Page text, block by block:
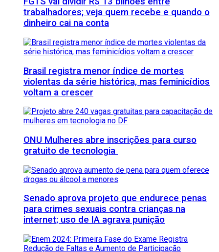
trabalhadores; veja quem recebe e quando o
dinheiro cai na conta
Brasil registra menor índice de mortes
violentas da série histórica, mas feminicídios
voltam a crescer
ONU Mulheres abre inscrições para curso
gratuito de tecnologia
Senado aprova projeto que endurece penas
para crimes sexuais contra crianças na
internet; uso de IA agrava punição